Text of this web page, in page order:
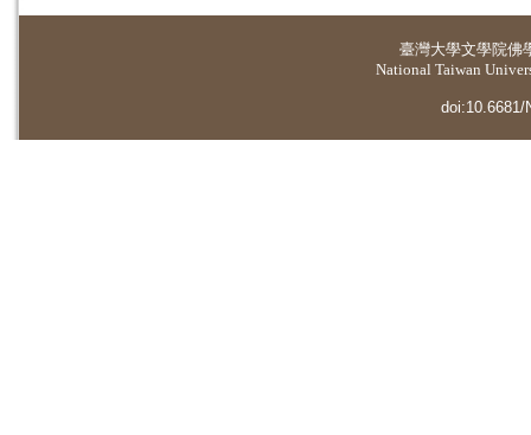
臺灣大學文學院佛
National Taiwan
doi:10.6681/